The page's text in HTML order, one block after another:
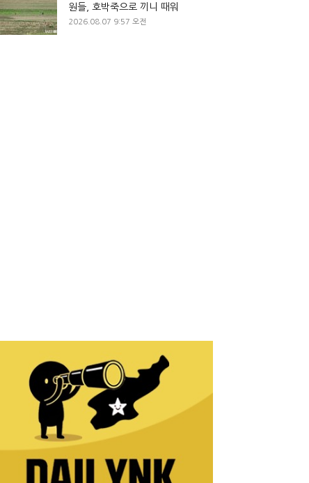
원들, 호박죽으로 끼니 때워
2026.08.07 9:57 오전